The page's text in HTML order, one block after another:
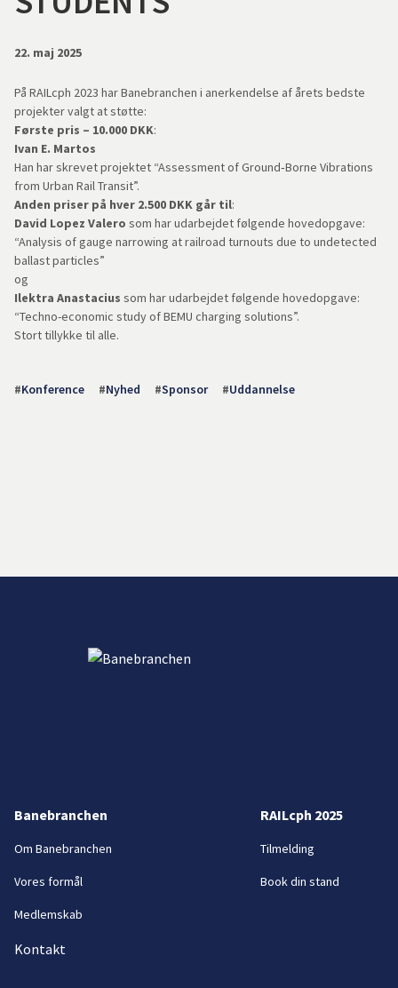
22. maj 2025
På RAILcph 2023 har Banebranchen i anerkendelse af årets bedste
projekter valgt at støtte:
Første pris – 10.000 DKK:
Ivan E. Martos
Han har skrevet projektet “Assessment of Ground‑Borne Vibrations
from Urban Rail Transit”.
Anden priser på hver 2.500 DKK går til:
David Lopez Valero som har udarbejdet følgende hovedopgave:
“Analysis of gauge narrowing at railroad turnouts due to undetected
ballast particles”
og
Ilektra Anastacius som har udarbejdet følgende hovedopgave:
“Techno-economic study of BEMU charging solutions”.
Stort tillykke til alle.
#Konference #Nyhed #Sponsor #Uddannelse
Banebranchen
Om Banebranchen
Vores formål
Medlemskab
Kontakt
RAILcph 2025
Tilmelding
Book din stand